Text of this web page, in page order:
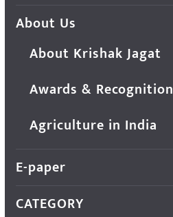
About Us
About Krishak Jagat
Awards & Recognition
Agriculture in India
E-paper
CATEGORY